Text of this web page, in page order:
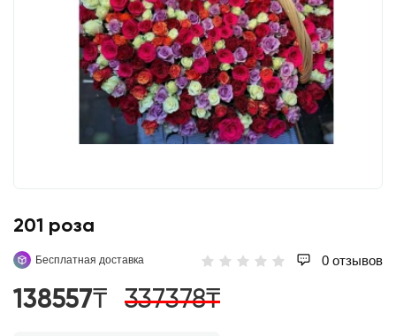
201 роза
Бесплатная доставка 0 отзывов
138557₸ 337378₸